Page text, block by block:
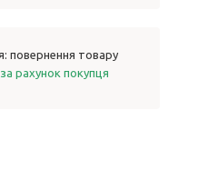
повернення товару
за рахунок покупця